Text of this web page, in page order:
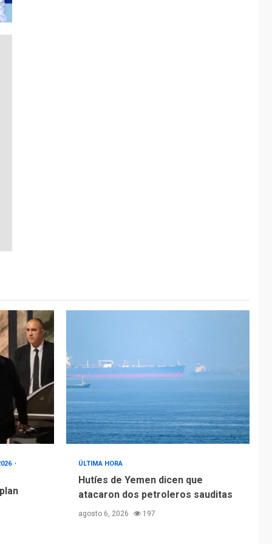
ÚLTIMA HORA
Hutíes de Yemen dicen que
atacaron dos petroleros sauditas
agosto 6, 2026 197